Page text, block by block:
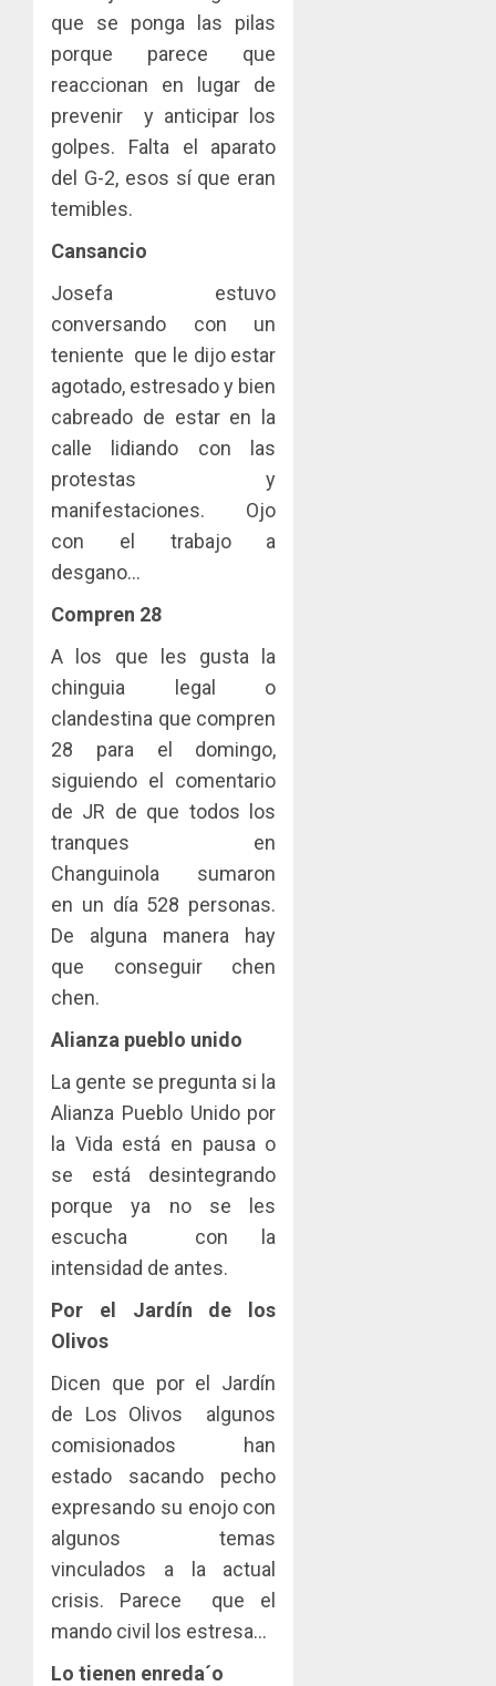
que se ponga las pilas
porque parece que
reaccionan en lugar de
prevenir y anticipar los
golpes. Falta el aparato
del G-2, esos sí que eran
temibles.
Cansancio
Josefa estuvo
conversando con un
teniente que le dijo estar
agotado, estresado y bien
cabreado de estar en la
calle lidiando con las
protestas y
manifestaciones. Ojo
con el trabajo a
desgano…
Compren 28
A los que les gusta la
chinguia legal o
clandestina que compren
28 para el domingo,
siguiendo el comentario
de JR de que todos los
tranques en
Changuinola sumaron
en un día 528 personas.
De alguna manera hay
que conseguir chen
chen.
Alianza pueblo unido
La gente se pregunta si la
Alianza Pueblo Unido por
la Vida está en pausa o
se está desintegrando
porque ya no se les
escucha con la
intensidad de antes.
Por el Jardín de los
Olivos
Dicen que por el Jardín
de Los Olivos algunos
comisionados han
estado sacando pecho
expresando su enojo con
algunos temas
vinculados a la actual
crisis. Parece que el
mando civil los estresa…
Lo tienen enreda´o